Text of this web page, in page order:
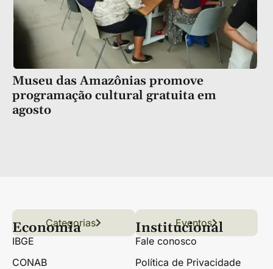
Museu das Amazônias promove
programação cultural gratuita em
agosto
Links úteis
Conteúdo Grãos
Florestas Hortifrúti
Categorias Eventos
Economia
IBGE
CONAB
Institucional
Fale conosco
Política de Privacidade